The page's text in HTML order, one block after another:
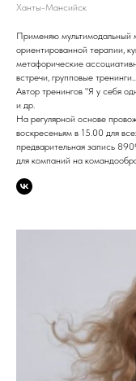
Ханты-Мансийск
Применяю мультимодальный
ориентированной терапии,
метафорические
встречи, групповые
Автор тренингов "Я у себя
и др.
На регулярной основе
воскресеньям в 15.00 для
предварительная запись
для компаний на